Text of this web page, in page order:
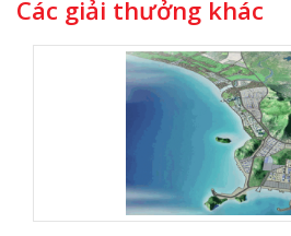
Các giải thưởng khác